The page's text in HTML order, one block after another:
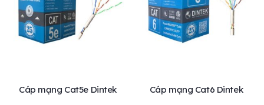
Cáp mạng Cat5e Dintek Cáp mạng Cat6 Dintek